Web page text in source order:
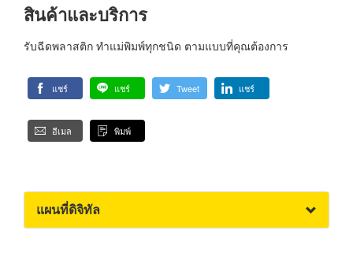
สินค้าและบริการ
รับฉีดพลาสติก ทำแม่พิมพ์ทุกชนิด ตามแบบที่คุณต้องการ
แชร์ แชร์ Tweet แชร์
อีเมล พิมพ์
แผนที่ดิจิทัล